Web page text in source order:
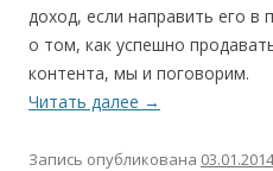
доход, если направить его в
о том, как успешно
контента, мы и поговорим.
Читать далее →
Запись опубликована 03.01.2014